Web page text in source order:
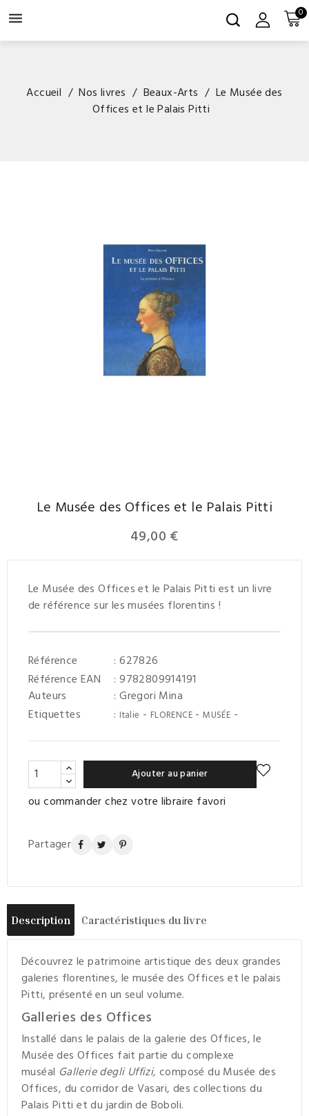
 0
Accueil Nos livres Beaux-Arts
Le Musée des
Offices et le Palais Pitti
Le Musée des Offices et le Palais Pitti
49,00 €
Le Musée des Offices et le Palais Pitti est un livre
de référence sur les musées florentins !
Référence
: 627826
Référence EAN
: 9782809914191
Auteurs
:Gregori Mina
Etiquettes
: Italie - FLORENCE -MUSÉE -
Ajouter au panier
ou commander chez votre libraire favori
Partager
Description Caractéristiques du livre
Découvrez le patrimoine artistique des deux grandes
galeries florentines, le musée des Offices et le palais
Pitti, présenté en un seul volume.
Galleries des Offices
Installé dans le palais de la galerie des Offices, le
Musée des Offices fait partie du complexe
muséal Gallerie degli Uffizi,composé du Musée des
Offices, du corridor de Vasari, des collections du
Palais Pitti et du jardin de Boboli.